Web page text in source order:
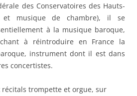
des Conservatoires des Hauts-
et musique de chambre), il se
à la musique baroque,
à réintroduire en France la
instrument dont il est dans
concertistes.
trompette et orgue, sur